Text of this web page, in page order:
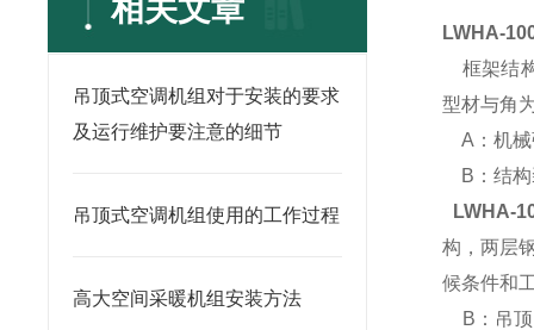
相关文章
吊顶式空调机组对于安装的要求
及运行维护要注意的细节
吊顶式空调机组使用的工作过程
高大空间采暖机组安装方法
LWHA-
框架结
型材与角
A：机械
B：结构
LWHA-
构，两层
候条件和
B：吊顶